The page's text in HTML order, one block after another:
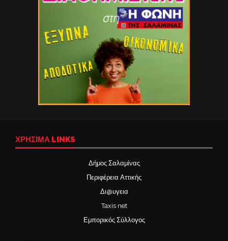
ΧΡΉΣΙΜΑ LINKS
Δήμος Σαλαμίνας
Περιφέρεια Αττικής
Δι@υγεια
Taxis net
Εμπορικός Σύλλογος